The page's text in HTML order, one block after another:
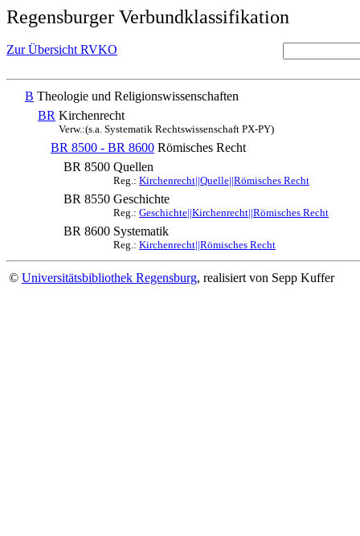
Regensburger Verbundklassifikation
Zur Übersicht RVKO
B Theologie und Religionswissenschaften
BR Kirchenrecht
Verw.:(s.a. Systematik Rechtswissenschaft PX-PY)
BR 8500 - BR 8600 Römisches Recht
BR 8500 Quellen
Reg.: Kirchenrecht||Quelle||Römisches Recht
BR 8550 Geschichte
Reg.: Geschichte||Kirchenrecht||Römisches Recht
BR 8600 Systematik
Reg.: Kirchenrecht||Römisches Recht
© Universitätsbibliothek Regensburg, realisiert von Sepp Kuffer